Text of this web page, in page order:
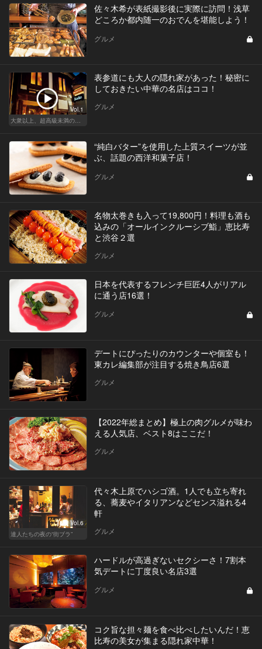
佐々木希が表紙撮影後に実際に訪問！浅草
どころか都内随一のおでんを堪能しよう！
グルメ
Vol.1
大衆以上、超高級未満の絶品中華
表参道にも大人の隠れ家があった！秘密に
しておきたい中華の名店はココ！
グルメ
“純白バター”を使用した上質スイーツが並
ぶ、話題の西洋和菓子店！
グルメ
名物太巻きも入って19,800円！料理も酒も
込みの「オールインクルーシブ鮨」恵比寿
と渋谷２選
グルメ
日本を代表するフレンチ巨匠4人がリアル
に通う店16選！
グルメ
デートにぴったりのカウンターや個室も！
東カレ編集部が注目する焼き鳥店6選
グルメ
【2022年総まとめ】極上の肉グルメが味わ
える人気店、ベスト8はここだ！
グルメ
Vol.6
達人たちの夜の“街ブラ”
代々木上原でハシゴ酒。1人でも立ち寄れ
る、蕎麦やイタリアンなどセンス溢れる4
軒
グルメ
ハードルが高過ぎないセクシーさ！7割本
気デートに丁度良い名店3選
グルメ
コク旨な担々麺を食べ比べしたいんだ！恵
比寿の美女が集まる隠れ家中華！